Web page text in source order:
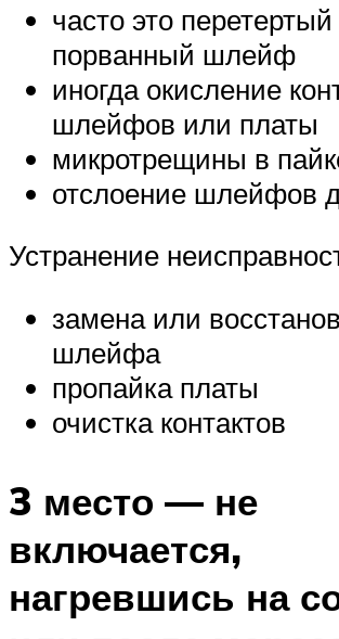
часто это
порванный шлейф
иногда окисление
шлейфов или платы
микротрещины в
отслоение шлейфов
Устранение
замена или
шлейфа
пропайка платы
очистка контактов
3 место — не
включается,
нагревшись на